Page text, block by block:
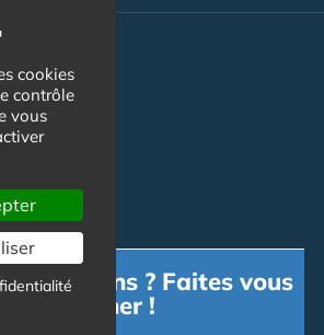
? Faites vous
!
cookies
contrôle
vous